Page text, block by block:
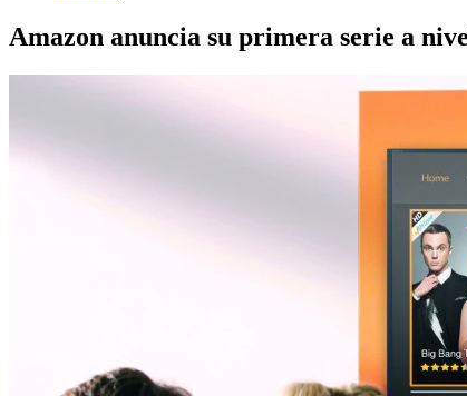
Amazon anuncia su primera serie a